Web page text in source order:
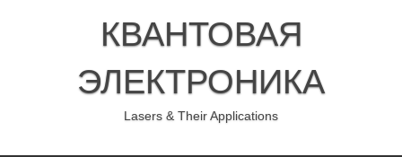
КВАНТОВАЯ
ЭЛЕКТРОНИКА
Lasers & Their Applications